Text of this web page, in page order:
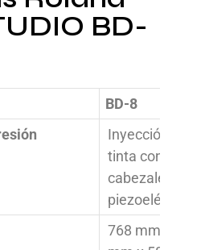
BD-
BD-8
Inyección de
tinta con
cabezales
piezoeléctricos
768 mm x 586